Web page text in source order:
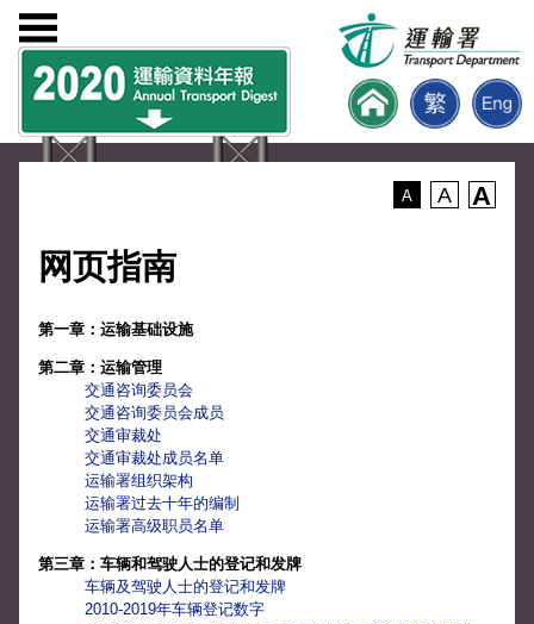
A A A
网页指南
第一章：运输基础设施
第二章：运输管理
交通咨询委员会
交通咨询委员会成员
交通审裁处
交通审裁处成员名单
运输署组织架构
运输署过去十年的编制
运输署高级职员名单
第三章：车辆和驾驶人士的登记和发牌
车辆及驾驶人士的登记和发牌
2010-2019年车辆登记数字